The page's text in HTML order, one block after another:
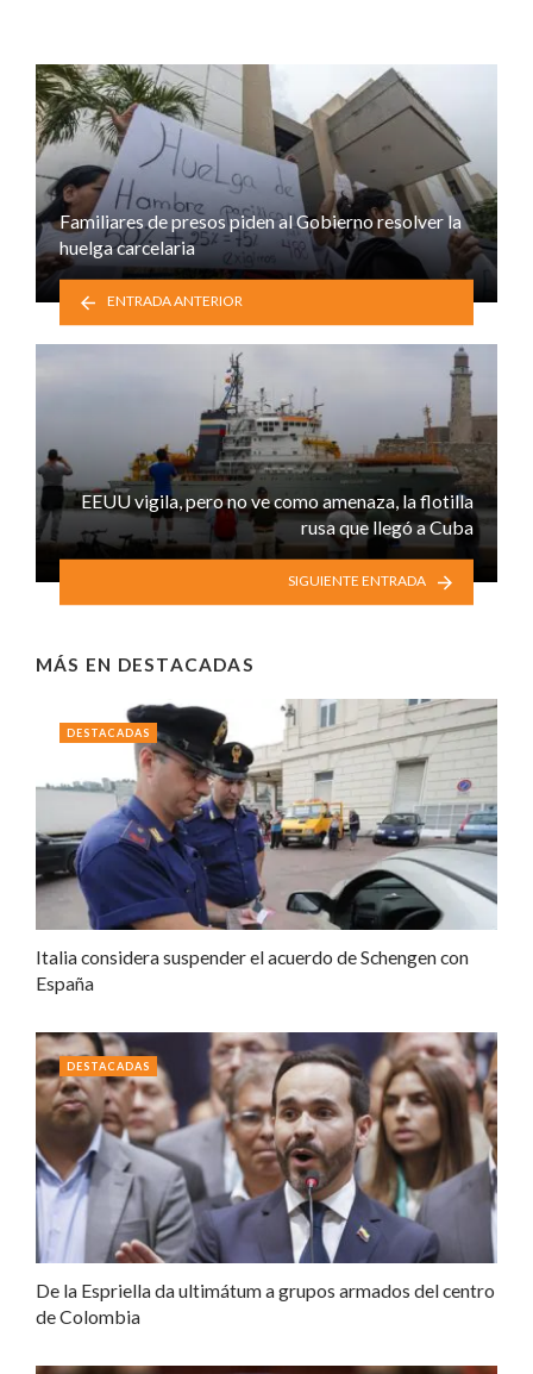
Familiares de presos piden al Gobierno resolver la
huelga carcelaria
ENTRADA ANTERIOR
EEUU vigila, pero no ve como amenaza, la flotilla
rusa que llegó a Cuba
SIGUIENTE ENTRADA
MÁS EN DESTACADAS
Italia considera suspender el acuerdo de Schengen con
España
DESTACADAS
De la Espriella da ultimátum a grupos armados del centro
de Colombia
DESTACADAS